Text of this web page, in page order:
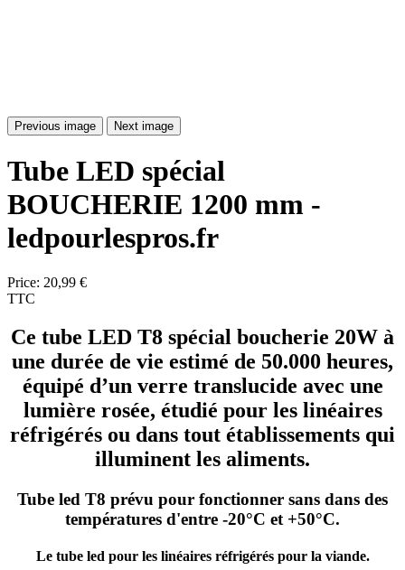
Previous image Next image
Tube LED spécial
BOUCHERIE 1200 mm -
ledpourlespros.fr
Price: 20,99 €
TTC
Ce tube LED T8 spécial boucherie 20W à
une durée de vie estimé de 50.000 heures,
équipé d’un verre translucide avec une
lumière rosée, étudié pour les linéaires
réfrigérés ou dans tout établissements qui
illuminent les aliments.
Tube led T8 prévu pour fonctionner sans dans des
températures d'entre -20°C et +50°C.
Le tube led pour les linéaires réfrigérés pour la viande.